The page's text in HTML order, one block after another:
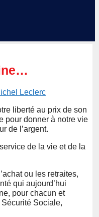
Leclerc
liberté au prix de son
pour donner à notre vie
de l’argent.
de la vie et de la
ou les retraites,
qui aujourd’hui
pour chacun et
Sociale,